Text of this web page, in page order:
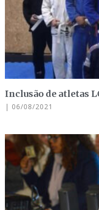
Inclusão de atletas
06/08/2021